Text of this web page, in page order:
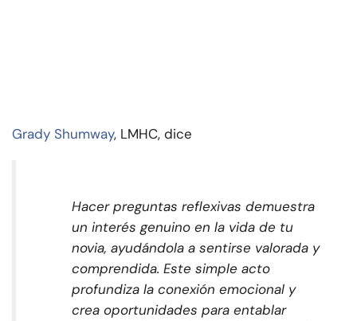
Grady Shumway, LMHC, dice
Hacer preguntas reflexivas demuestra
un interés genuino en la vida de tu
novia, ayudándola a sentirse valorada y
comprendida. Este simple acto
profundiza la conexión emocional y
crea oportunidades para entablar